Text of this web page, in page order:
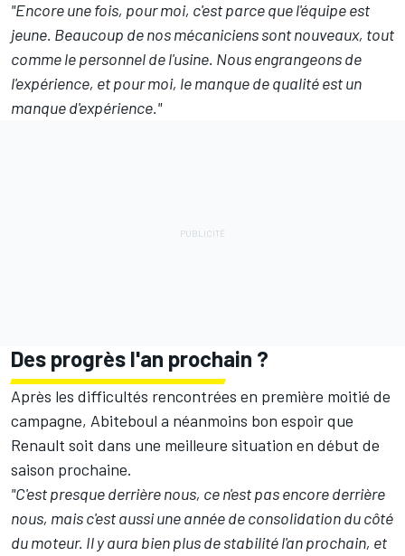
"Encore une fois, pour moi, c'est parce que l'équipe est
jeune. Beaucoup de nos mécaniciens sont nouveaux, tout
comme le personnel de l'usine. Nous engrangeons de
l'expérience, et pour moi, le manque de qualité est un
manque d'expérience."
Des progrès l'an prochain ?
Après les difficultés rencontrées en première moitié de
campagne, Abiteboul a néanmoins bon espoir que
Renault soit dans une meilleure situation en début de
saison prochaine.
"C'est presque derrière nous, ce n'est pas encore derrière
nous, mais c'est aussi une année de consolidation du côté
du moteur. Il y aura bien plus de stabilité l'an prochain, et